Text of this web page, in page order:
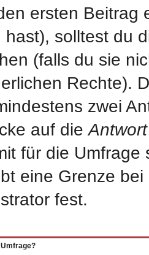
ersten Beitrag
hast), solltest du
(falls du sie
Rechte).
zwei
auf die
für die
eine Grenze
fest.